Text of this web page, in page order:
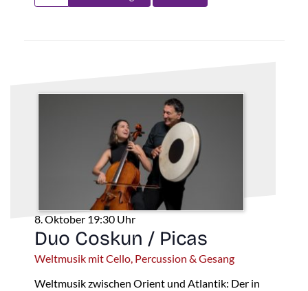
8. Oktober 19:30 Uhr
Duo Coskun / Picas
Weltmusik mit Cello, Percussion & Gesang
Weltmusik zwischen Orient und Atlantik: Der in